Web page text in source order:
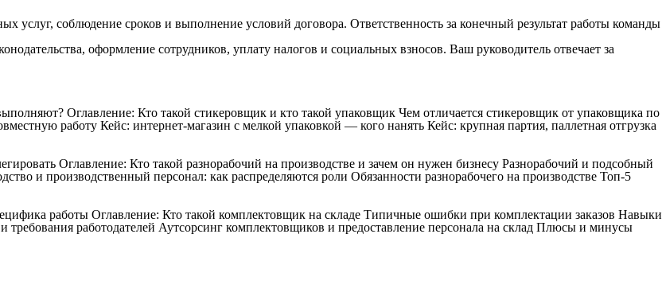
услуг, соблюдение сроков и выполнение условий договора. Ответственность за конечный результат работы команды
оформление сотрудников, уплату налогов и социальных взносов. Ваш руководитель отвечает за
Оглавление: Кто такой стикеровщик и кто такой упаковщик Чем отличается стикеровщик от упаковщика по
работу Кейс: интернет-магазин с мелкой упаковкой — кого нанять Кейс: крупная партия, паллетная отгрузка
Оглавление: Кто такой разнорабочий на производстве и зачем он нужен бизнесу Разнорабочий и подсобный
и производственный персонал: как распределяются роли Обязанности разнорабочего на производстве Топ-5
работы Оглавление: Кто такой комплектовщик на складе Типичные ошибки при комплектации заказов Навыки
работодателей Аутсорсинг комплектовщиков и предоставление персонала на склад Плюсы и минусы